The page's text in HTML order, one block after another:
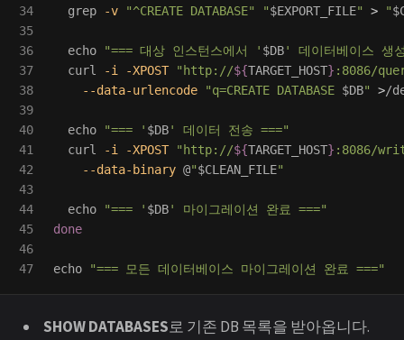
34
35
36
37
38
39
40
41
42
43
44
45
46
grep
-v "^CREATE DATABASE" "$EXPORT_FILE" > "
echo "=== 대상 인스턴스에서 ' $DB' 데이터베이스 생
  curl
-i -XPOST "http://${TARGET_HOST} :8086/
--data-urlencode
"q=CREATE DATABASE $DB" >/
echo "=== ' $DB' 데이터 전송 ==="
  curl
-i -XPOST "http://${TARGET_HOST} :8086/
--data-binary @"$CLEAN_FILE"
echo "=== ' $DB' 마이그레이션 완료 ==="
done
echo "=== 모든 데이터베이스 마이그레이션 완료 ==="
SHOW DATABASES로 기존 DB 목록을 받아옵니다.